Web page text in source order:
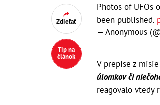
Zdieľať
Tip na
článok
Photos of UFOs
been published.
— Anonymous
V prepise z
úlomkov či
reagovalo vtedy